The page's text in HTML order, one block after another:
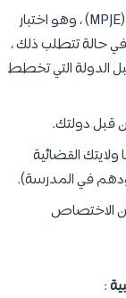
خذ امتحان امتحان الصيدلة متعدد المراحل (MPJE) ، وهو اختبار
حالة تتطلب ذلك ،
الدولة التي تخطط
قبل دولتك.
القضائية
في المدرسة).
الاختصاص
: